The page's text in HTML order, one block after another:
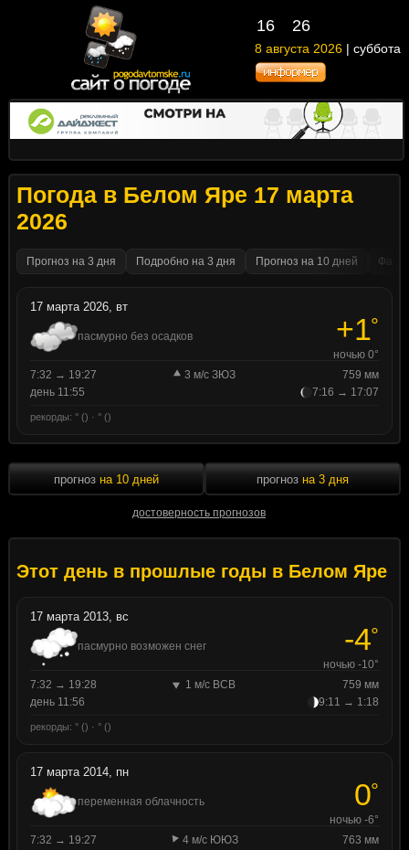
16 26
8 августа 2026 | суббота
Погода в Белом Яре 17 марта
2026
Прогноз на 3 дня Подробно на 3 дня Прогноз на 10 дней
17 марта 2026, вт
пасмурно без осадков +1°
ночью 0°
7:32 → 19:27
3 м/с ЗЮЗ
759 мм
день 11:55
7:16 → 17:07
рекорды: ° () · ° ()
прогноз на 10 дней
достоверность прогнозов
прогноз на 3 дня
Этот день в прошлые годы в Белом Яре
17 марта 2013, вс
пасмурно возможен снег -4°
ночью -10°
7:32 → 19:28
1 м/с ВСВ
759 мм
день 11:56
9:11 → 1:18
рекорды: ° () · ° ()
17 марта 2014, пн
переменная облачность 0°
ночью -6°
7:32 → 19:27
4 м/с ЮЮЗ
763 мм